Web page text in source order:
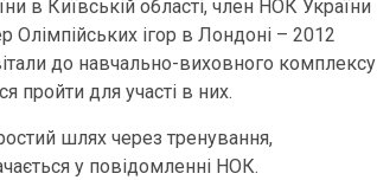
в Київській області, член НОК України
Олімпійських ігор в Лондоні – 2012
до навчально-виховного комплексу
пройти для участі в них.
шлях через тренування,
у повідомленні НОК.